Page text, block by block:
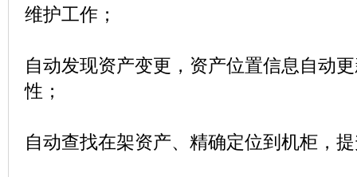
维护工作；
自动发现资产变更，资产位置信息自动
性；
自动查找在架资产、精确定位到机柜，